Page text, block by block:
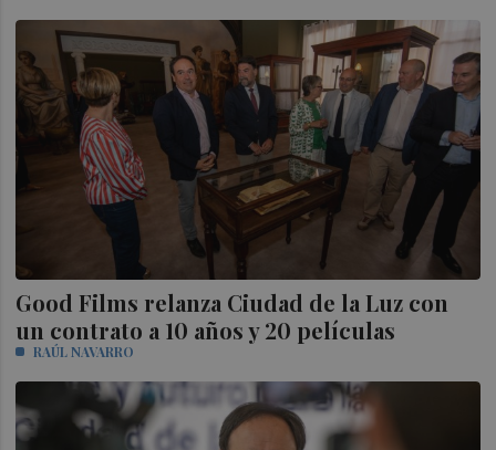
Good Films relanza Ciudad de la Luz con
un contrato a 10 años y 20 películas
RAÚL NAVARRO